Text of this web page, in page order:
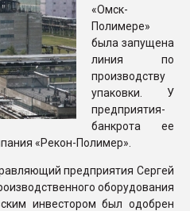
«Омск-
Полимере»
была запущена
линия по
производству
упаковки. У
предприятия-
банкрота ее
«Рекон-Полимер».
предприятия Сергей
оборудования
инвестором был одобрен